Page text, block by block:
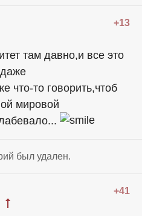
+13
там давно,и все это
что-то говорить,чтоб
мировой
был удален.
+41